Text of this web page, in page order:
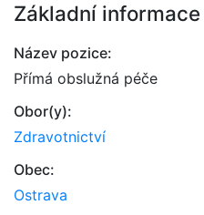
Základní
Název pozice:
Přímá obslužná péče
Obor(y):
Zdravotnictví
Obec:
Ostrava